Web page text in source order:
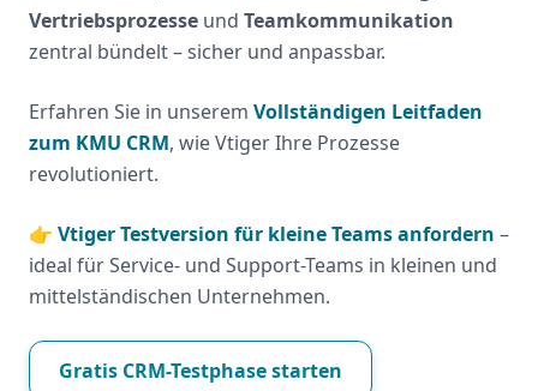
Vertriebsprozesse und Teamkommunikation
zentral bündelt – sicher und anpassbar.
Erfahren Sie in unserem Vollständigen Leitfaden
zum KMU CRM, wie Vtiger Ihre Prozesse
revolutioniert.
👉 Vtiger Testversion für kleine Teams anfordern –
ideal für Service- und Support-Teams in kleinen und
mittelständischen Unternehmen.
Gratis CRM-Testphase starten